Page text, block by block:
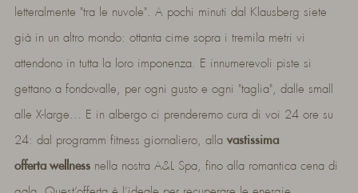
letteralmente "tra le nuvole". A pochi minuti dal Klausberg siete
già in un altro mondo: ottanta cime sopra i tremila metri vi
attendono in tutta la loro imponenza. E innumerevoli piste si
gettano a fondovalle, per ogni gusto e ogni "taglia", dalle small
alle X-large... E in albergo ci prenderemo cura di voi 24 ore su
24: dal programm fitness giornaliero, allavastissima
offerta wellness nella nostra A&L Spa, fino alla romantica cena di